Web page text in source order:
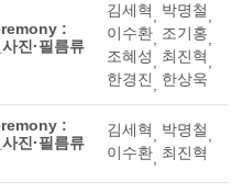
:
진·필름류
김세혁, 박명철,
이수환, 조기홍,
조혜성, 최진혁,
한경진, 한상욱
:
진·필름류
김세혁, 박명철,
이수환, 최진혁